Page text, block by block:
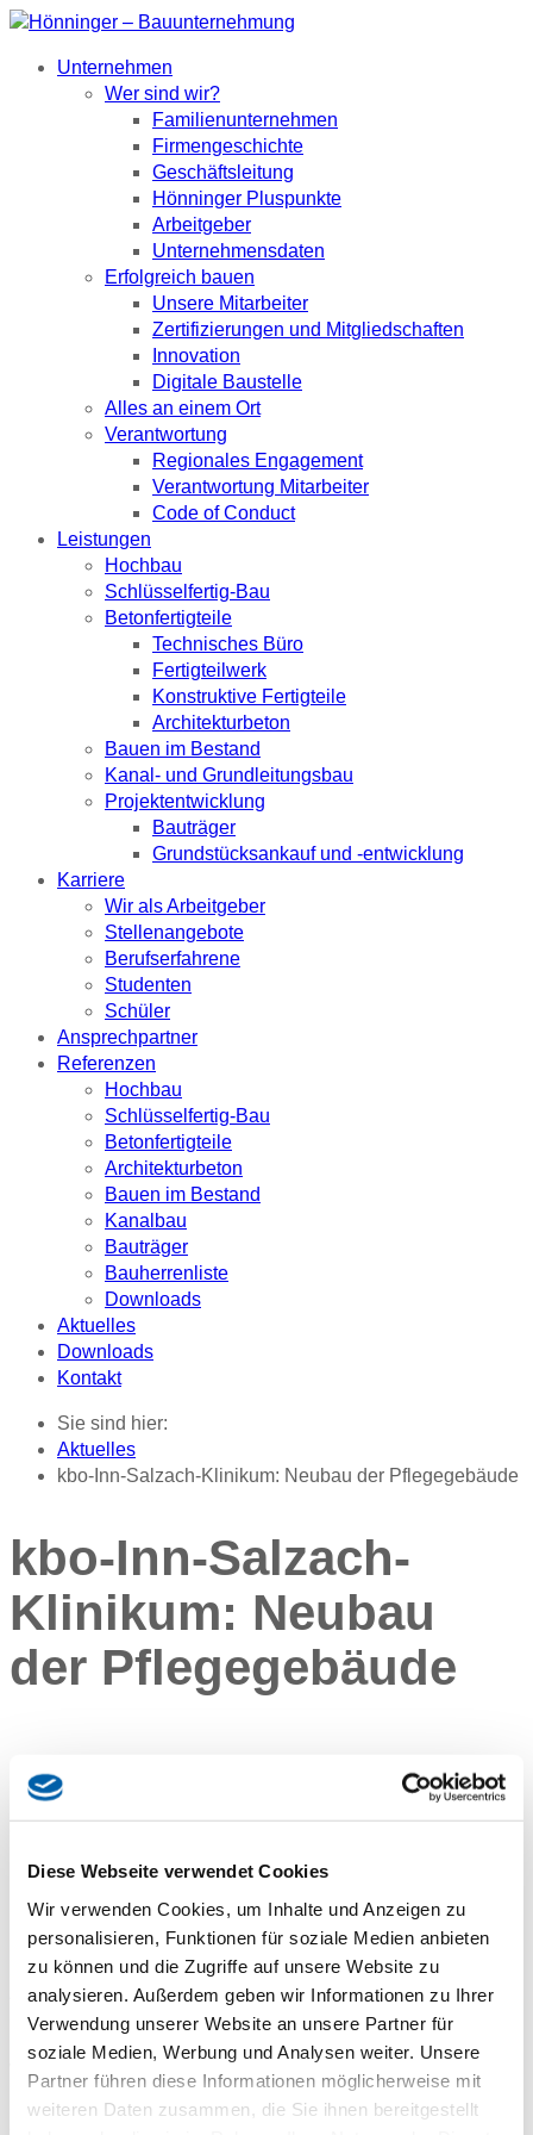
Diese Webseite verwendet Cookies
Wir verwenden Cookies, um Inhalte und Anzeigen zu
personalisieren, Funktionen für soziale Medien anbieten
zu können und die Zugriffe auf unsere Website zu
analysieren. Außerdem geben wir Informationen zu Ihrer
Verwendung unserer Website an unsere Partner für
soziale Medien, Werbung und Analysen weiter. Unsere
Partner führen diese Informationen möglicherweise mit
weiteren Daten zusammen, die Sie ihnen bereitgestellt
Unternehmen
Wer sind wir?
Familienunternehmen
Firmengeschichte
Geschäftsleitung
Hönninger Pluspunkte
Arbeitgeber
Unternehmensdaten
Erfolgreich bauen
Unsere Mitarbeiter
Zertifizierungen und Mitgliedschaften
Innovation
Digitale Baustelle
Alles an einem Ort
Verantwortung
Regionales Engagement
Verantwortung Mitarbeiter
Code of Conduct
Leistungen
Hochbau
Schlüsselfertig-Bau
Betonfertigteile
Technisches Büro
Fertigteilwerk
Konstruktive Fertigteile
Architekturbeton
Bauen im Bestand
Kanal- und Grundleitungsbau
Projektentwicklung
Bauträger
Grundstücksankauf und -entwicklung
Karriere
Wir als Arbeitgeber
Stellenangebote
Berufserfahrene
Studenten
Schüler
Ansprechpartner
Referenzen
Hochbau
Schlüsselfertig-Bau
Betonfertigteile
Architekturbeton
Bauen im Bestand
Kanalbau
Bauträger
Bauherrenliste
Downloads
Aktuelles
Downloads
Kontakt
Sie sind hier:
Aktuelles
kbo-Inn-Salzach-Klinikum: Neubau der Pflegegebäude
kbo-Inn-Salzach-
Klinikum: Neubau
der Pflegegebäude
Neubau kbo-Inn-Salzach-Klinikum
– Errichtung Pflegegebäude
Bauteile C und D – Vorinformation
Bauleistung
Am Standort des kbo Inn-Salzach-Klinikums in Gabersee /
83512 Wasserburg am Inn erfolgt der Klinikneubau für das
kbo-Inn-Salzach-Klinikum (ISK) und die RoMed Klinik
Wasserburg (RoMed). Der erste Pflegepavillon Bauteil B des
ISK sowie die RoMed-Klinik Bauteil F wurden mit dem
zweiten Bauabschnitt baulich umgesetzt und 2022 in Betrieb